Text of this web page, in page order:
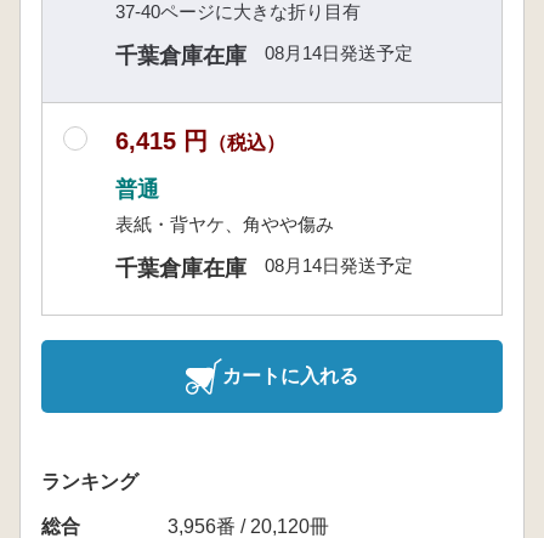
37-40ページに大きな折り目有
千葉倉庫在庫 08月14日発送予定
6,415 円 （税込）
普通
表紙・背ヤケ、角やや傷み
千葉倉庫在庫 08月14日発送予定
カートに入れる
ランキング
総合
3,956番 / 20,120冊